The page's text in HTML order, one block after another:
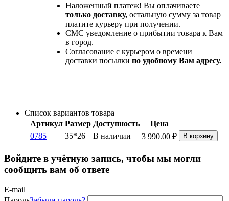
Наложенный платеж! Вы оплачиваете
только доставку, остальную сумму за товар
платите курьеру при получении.
СМС уведомление о прибытии товара к Вам
в город.
Согласование с курьером о времени
доставки посылки по удобному Вам адресу.
Список вариантов товара
Артикул Размер Доступность
Цена
0785
35*26 В наличии 3 990.00 ₽ В корзину
Войдите в учётную запись, чтобы мы могли
сообщить вам об ответе
E-mail